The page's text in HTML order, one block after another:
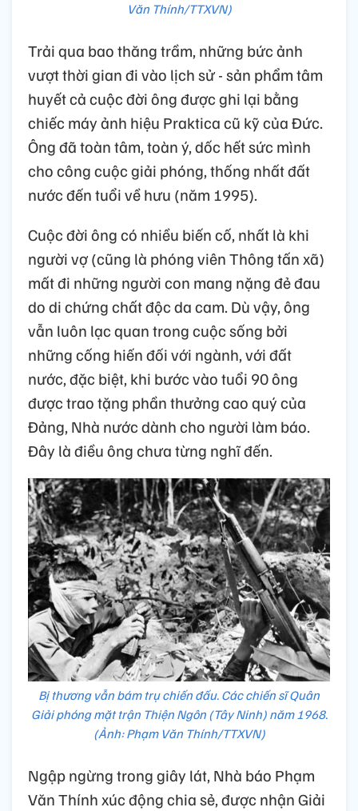
Văn Thính/TTXVN)
Trải qua bao thăng trầm, những bức ảnh
vượt thời gian đi vào lịch sử - sản phẩm tâm
huyết cả cuộc đời ông được ghi lại bằng
chiếc máy ảnh hiệu Praktica cũ kỹ của Đức.
Ông đã toàn tâm, toàn ý, dốc hết sức mình
cho công cuộc giải phóng, thống nhất đất
nước đến tuổi về hưu (năm 1995).
Cuộc đời ông có nhiều biến cố, nhất là khi
người vợ (cũng là phóng viên Thông tấn xã)
mất đi những người con mang nặng đẻ đau
do di chứng chất độc da cam. Dù vậy, ông
vẫn luôn lạc quan trong cuộc sống bởi
những cống hiến đối với ngành, với đất
nước, đặc biệt, khi bước vào tuổi 90 ông
được trao tặng phần thưởng cao quý của
Đảng, Nhà nước dành cho người làm báo.
Đây là điều ông chưa từng nghĩ đến.
Bị thương vẫn bám trụ chiến đấu. Các chiến sĩ Quân
Giải phóng mặt trận Thiện Ngôn (Tây Ninh) năm 1968.
(Ảnh: Phạm Văn Thính/TTXVN)
Ngập ngừng trong giây lát, Nhà báo Phạm
Văn Thính xúc động chia sẻ, được nhận Giải